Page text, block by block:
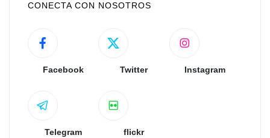
CONECTA CON NOSOTROS
Facebook Twitter Instagram
Telegram flickr